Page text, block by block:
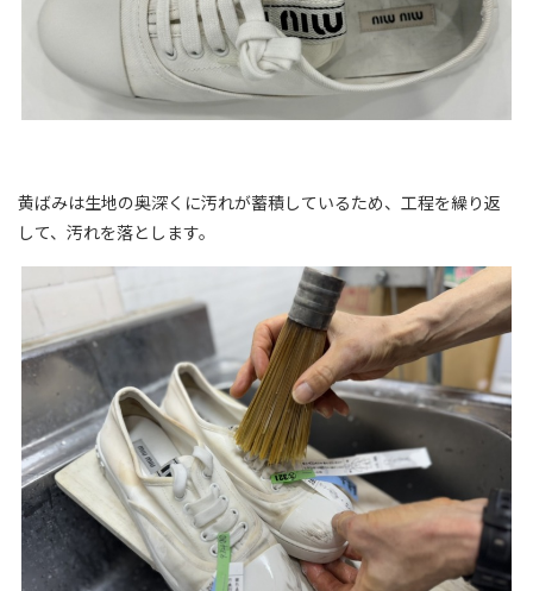
黄ばみは生地の奥深くに汚れが蓄積しているため、工程を繰り返
して、汚れを落とします。